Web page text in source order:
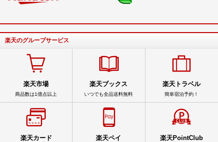
楽天のグループサービス
楽天市場
商品数は1億点以上
楽天ブックス
いつでも全品送料無料
楽天トラベル
簡単宿泊予約！
楽天カード 楽天ペイ 楽天PointClub